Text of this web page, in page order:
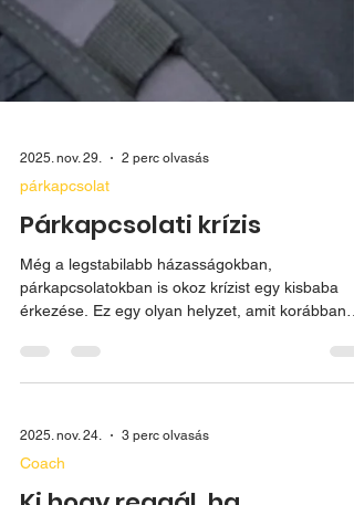
Párkapcsolati krízis
párkapcsolatokban is okoz krízist egy kisbaba